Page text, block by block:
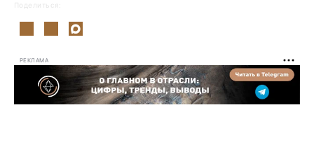
Поделиться:
РЕКЛАМА